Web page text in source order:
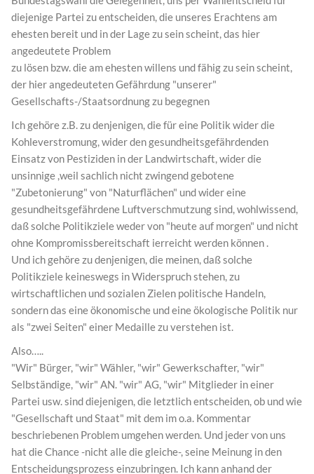
diejenige Partei zu entscheiden, die unseres Erachtens am
ehesten bereit und in der Lage zu sein scheint, das hier
angedeutete Problem
zu lösen bzw. die am ehesten willens und fähig zu sein scheint,
der hier angedeuteten Gefährdung "unserer"
Gesellschafts-/Staatsordnung zu begegnen
Ich gehöre z.B. zu denjenigen, die für eine Politik wider die
Kohleverstromung, wider den gesundheitsgefährdenden
Einsatz von Pestiziden in der Landwirtschaft, wider die
unsinnige ,weil sachlich nicht zwingend gebotene
"Zubetonierung" von "Naturflächen" und wider eine
gesundheitsgefährdene Luftverschmutzung sind, wohlwissend,
daß solche Politikziele weder von "heute auf morgen" und nicht
ohne Kompromissbereitschaft ierreicht werden können .
Und ich gehöre zu denjenigen, die meinen, daß solche
Politikziele keineswegs in Widerspruch stehen, zu
wirtschaftlichen und sozialen Zielen politische Handeln,
sondern das eine ökonomische und eine ökologische Politik nur
als "zwei Seiten" einer Medaille zu verstehen ist.
Also…..
"Wir" Bürger, "wir" Wähler, "wir" Gewerkschafter, "wir"
Selbständige, "wir" AN. "wir" AG, "wir" Mitglieder in einer
Partei usw. sind diejenigen, die letztlich entscheiden, ob und wie
"Gesellschaft und Staat" mit dem im o.a. Kommentar
beschriebenen Problem umgehen werden. Und jeder von uns
hat die Chance -nicht alle die gleiche-, seine Meinung in den
Entscheidungsprozess einzubringen. Ich kann anhand der